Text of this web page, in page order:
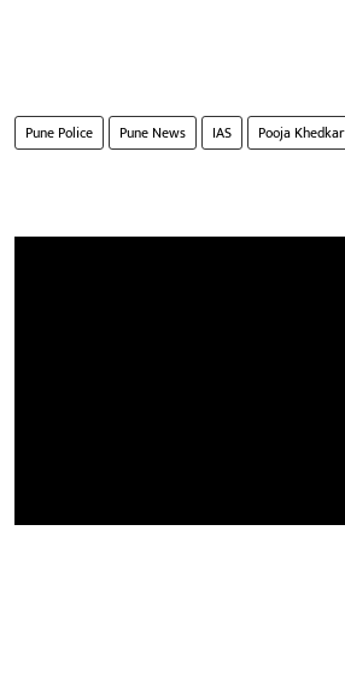
Pune Police Pune News IAS Pooja Khedkar